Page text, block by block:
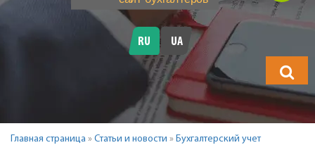
будете
искать?
RU UA
Главная страница » Статьи и новости » Бухгалтерский учет